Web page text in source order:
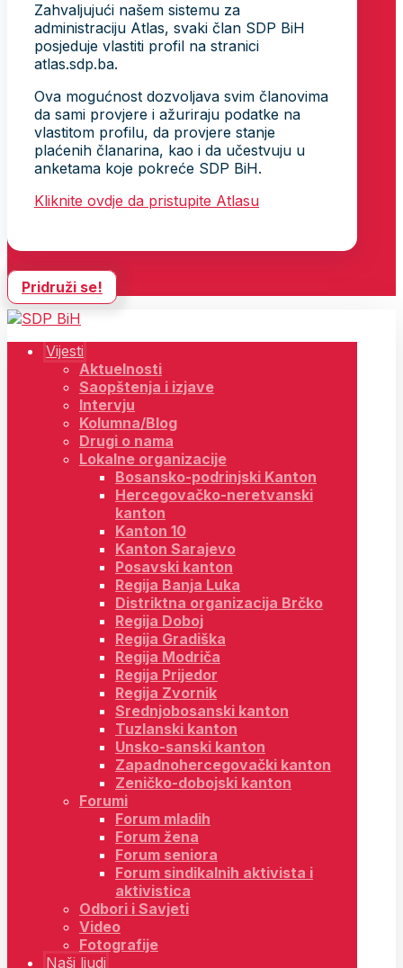
Zahvaljujući našem sistemu za
administraciju Atlas, svaki član SDP BiH
posjeduje vlastiti profil na stranici
atlas.sdp.ba.
Ova mogućnost dozvoljava svim članovima
da sami provjere i ažuriraju podatke na
vlastitom profilu, da provjere stanje
plaćenih članarina, kao i da učestvuju u
anketama koje pokreće SDP BiH.
Kliknite ovdje da pristupite Atlasu
Pridruži se!
Vijesti
Aktuelnosti
Saopštenja i izjave
Intervju
Kolumna/Blog
Drugi o nama
Lokalne organizacije
Bosansko-podrinjski Kanton
Hercegovačko-neretvanski
kanton
Kanton 10
Kanton Sarajevo
Posavski kanton
Regija Banja Luka
Distriktna organizacija Brčko
Regija Doboj
Regija Gradiška
Regija Modriča
Regija Prijedor
Regija Zvornik
Srednjobosanski kanton
Tuzlanski kanton
Unsko-sanski kanton
Zapadnohercegovački kanton
Zeničko-dobojski kanton
Forumi
Forum mladih
Forum žena
Forum seniora
Forum sindikalnih aktivista i
aktivistica
Odbori i Savjeti
Video
Fotografije
Naši ljudi